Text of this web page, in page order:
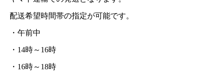
配送希望時間帯の指定が可能です。
・午前中
・14時～16時
・16時～18時